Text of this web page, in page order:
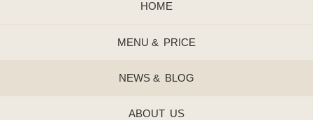
HOME
MENU & PRICE
NEWS & BLOG
ABOUT US